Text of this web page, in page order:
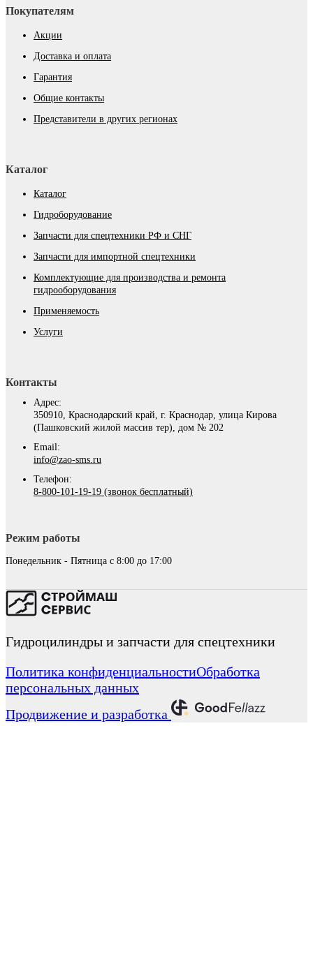
Покупателям
Акции
Доставка и оплата
Гарантия
Общие контакты
Представители в других регионах
Каталог
Каталог
Гидроборудование
Запчасти для спецтехники РФ и СНГ
Запчасти для импортной спецтехники
Комплектующие для производства и ремонта
гидрооборудования
Применяемость
Услуги
Контакты
Адрес:
350910, Краснодарский край, г. Краснодар, улица Кирова
(Пашковский жилой массив тер), дом № 202
Email:
info@zao-sms.ru
Телефон:
8-800-101-19-19 (звонок бесплатный)
Режим работы
Понедельник - Пятница с 8:00 до 17:00
Гидроцилиндры и запчасти для спецтехники
Политика конфиденциальностиОбработка
персональных данных
Продвижение и разработка